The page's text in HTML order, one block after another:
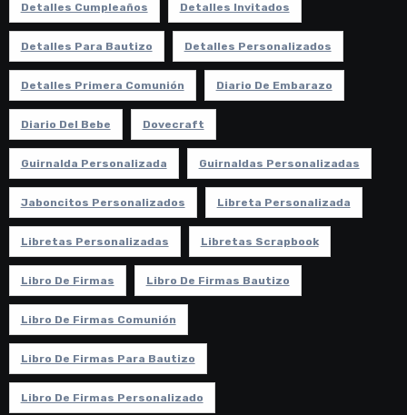
Detalles Cumpleaños Detalles Invitados
Detalles Para Bautizo Detalles Personalizados
Detalles Primera Comunión Diario De Embarazo
Diario Del Bebe Dovecraft
Guirnalda Personalizada Guirnaldas Personalizadas
Jaboncitos Personalizados Libreta Personalizada
Libretas Personalizadas Libretas Scrapbook
Libro De Firmas Libro De Firmas Bautizo
Libro De Firmas Comunión
Libro De Firmas Para Bautizo
Libro De Firmas Personalizado